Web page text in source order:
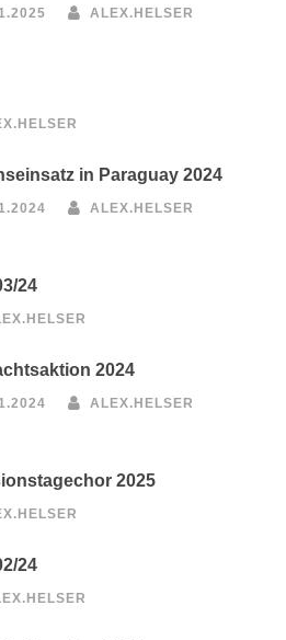
ALEX.HELSER
in Paraguay 2024
ALEX.HELSER
24
2024
ALEX.HELSER
2025
24